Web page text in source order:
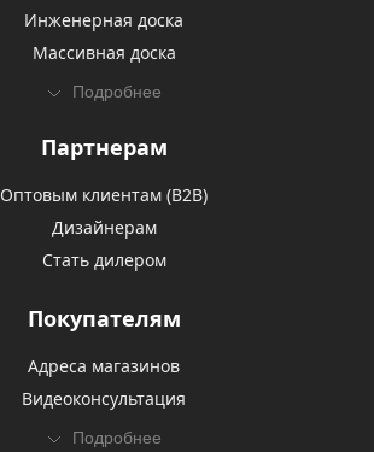
Инженерная доска
Массивная доска
Подробнее
Партнерам
Оптовым клиентам (В2В)
Дизайнерам
Стать дилером
Покупателям
Адреса магазинов
Видеоконсультация
Подробнее